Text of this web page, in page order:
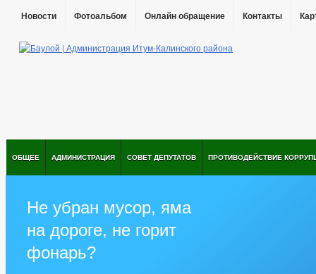
Новости Фотоальбом Онлайн обращение Контакты
ОБЩЕЕ АДМИНИСТРАЦИЯ СОВЕТ ДЕПУТАТОВ ПРОТИВОДЕЙСТВИЕ
Не убран мусор, яма
на дороге, не горит
фонарь?